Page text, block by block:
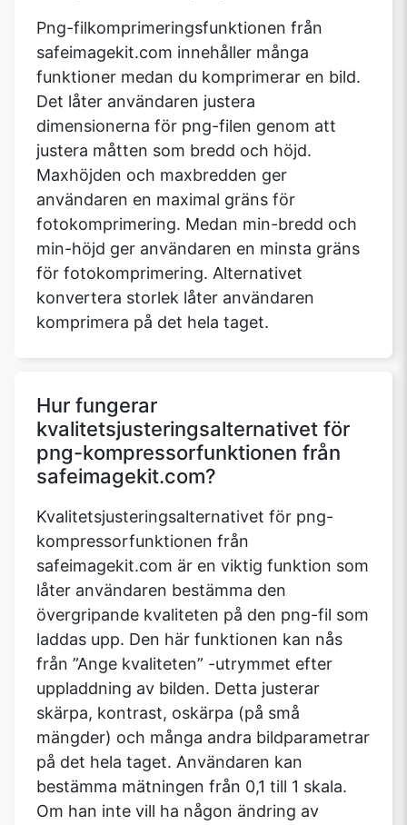
Png-filkomprimeringsfunktionen från
safeimagekit.com innehåller många
funktioner medan du komprimerar en bild.
Det låter användaren justera
dimensionerna för png-filen genom att
justera måtten som bredd och höjd.
Maxhöjden och maxbredden ger
användaren en maximal gräns för
fotokomprimering. Medan min-bredd och
min-höjd ger användaren en minsta gräns
för fotokomprimering. Alternativet
konvertera storlek låter användaren
komprimera på det hela taget.
Hur fungerar
kvalitetsjusteringsalternativet för
png-kompressorfunktionen från
safeimagekit.com?
Kvalitetsjusteringsalternativet för png-
kompressorfunktionen från
safeimagekit.com är en viktig funktion som
låter användaren bestämma den
övergripande kvaliteten på den png-fil som
laddas upp. Den här funktionen kan nås
från ”Ange kvaliteten” -utrymmet efter
uppladdning av bilden. Detta justerar
skärpa, kontrast, oskärpa (på små
mängder) och många andra bildparametrar
på det hela taget. Användaren kan
bestämma mätningen från 0,1 till 1 skala.
Om han inte vill ha någon ändring av